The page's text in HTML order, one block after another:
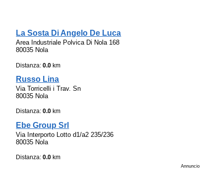
La Sosta Di Angelo De Luca
Area Industriale Polvica Di Nola 168
80035 Nola
Distanza:0.0 km
Russo Lina
Via Torricelli i Trav. Sn
80035 Nola
Distanza:0.0 km
Ebe Group Srl
Via Interporto Lotto d1/a2 235/236
80035 Nola
Distanza:0.0 km
Annuncio